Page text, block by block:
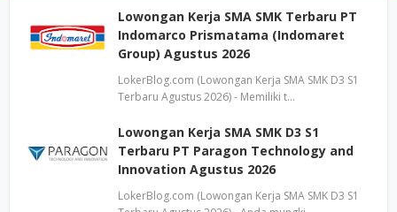
Lowongan Kerja SMA SMK Terbaru PT
Indomarco Prismatama (Indomaret
Group) Agustus 2026
LokerBlog.com (Lowongan Kerja SMA SMK D3 S1
Terbaru Agustus 2026) - Memiliki t…
Lowongan Kerja SMA SMK D3 S1
Terbaru PT Paragon Technology and
Innovation Agustus 2026
LokerBlog.com (Lowongan Kerja SMA SMK D3 S1